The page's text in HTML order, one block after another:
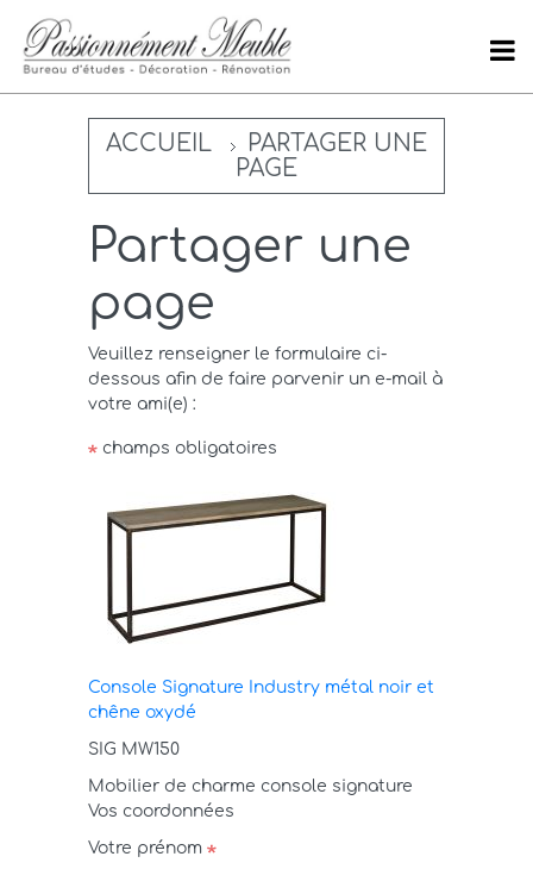
ACCUEIL
PARTAGER UNE
PAGE
Partager une
page
Veuillez renseigner le formulaire ci-
dessous afin de faire parvenir un e-mail à
votre ami(e) :
champs obligatoires
Console Signature Industry métal noir et
chêne oxydé
SIG MW150
Mobilier de charme console signature
Vos coordonnées
Votre prénom